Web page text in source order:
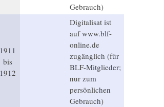
Gebrauch)
1911
bis
1912
Digitalisat ist
auf www.blf-
online.de
zugänglich (für
BLF-Mitglieder;
nur zum
persönlichen
Gebrauch)